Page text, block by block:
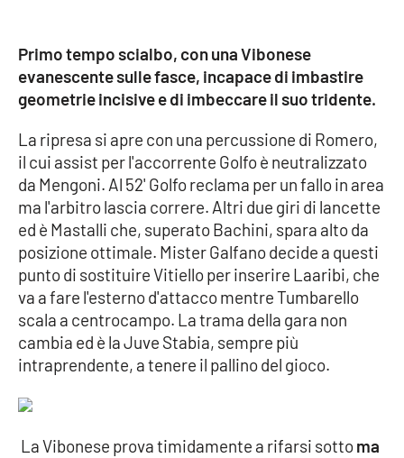
PROGETTI
SPECIALI
Buona Sanità Calabria
LA
CALABRIAVISIONE
Destinazioni
Eventi
Food
Storie
LAC
Primo tempo scialbo, con una Vibonese
evanescente sulle fasce, incapace di imbastire
geometrie incisive e di imbeccare il suo tridente.
La ripresa si apre con una percussione di Romero,
il cui assist per l'accorrente Golfo è neutralizzato
da Mengoni. Al 52' Golfo reclama per un fallo in area
ma l'arbitro lascia correre. Altri due giri di lancette
ed è Mastalli che, superato Bachini, spara alto da
posizione ottimale. Mister Galfano decide a questi
punto di sostituire Vitiello per inserire Laaribi, che
va a fare l'esterno d'attacco mentre Tumbarello
scala a centrocampo. La trama della gara non
cambia ed è la Juve Stabia, sempre più
intraprendente, a tenere il pallino del gioco.
La Vibonese prova timidamente a rifarsi sottoma